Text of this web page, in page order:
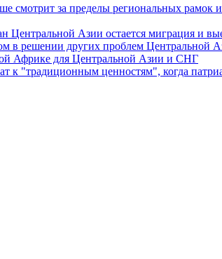
смотрит за пределы региональных
Азии остается миграция и
в решении других проблем Центральной
Африке для Центральной Азии и СНГ
к "традиционным ценностям", когда